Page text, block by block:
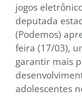
jogos
deputada
(Podemos)
feira (17/03),
garantir mais
adolescentes